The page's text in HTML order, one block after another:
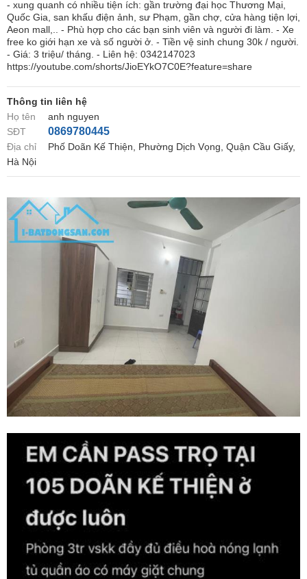
- xung quanh có nhiều tiện ích: gần trường đại học Thương Mại,
Quốc Gia, san khấu điện ảnh, sư Phạm, gần chợ, cửa hàng tiện lợi,
Aeon mall,.. - Phù hợp cho các bạn sinh viên và người đi làm. - Xe
free ko giới hạn xe và số người ở. - Tiền vệ sinh chung 30k / người.
- Giá: 3 triệu/ tháng. - Liên hệ: 0342147023
https://youtube.com/shorts/JioEYkO7C0E?feature=share
Thông tin liên hệ
Họ tên
anh nguyen
SĐT
0869780445
Địa chỉ
Phố Doãn Kế Thiện, Phường Dịch Vọng, Quận Cầu Giấy,
Hà Nội